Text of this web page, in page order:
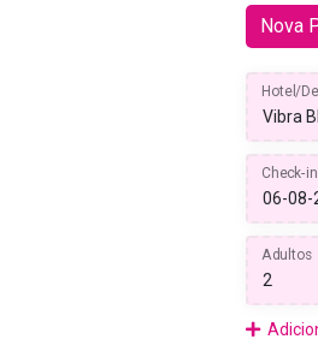
Nova
Hotel/
Check-
Adultos